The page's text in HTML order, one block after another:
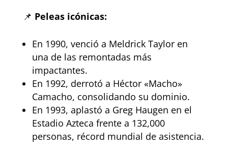
📌 Peleas icónicas:
En 1990, venció a Meldrick Taylor en
una de las remontadas más
impactantes.
En 1992, derrotó a Héctor «Macho»
Camacho, consolidando su dominio.
En 1993, aplastó a Greg Haugen en el
Estadio Azteca frente a 132,000
personas, récord mundial de asistencia.